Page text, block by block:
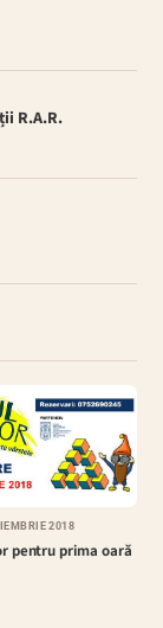
R.A.R.
2018
pentru prima oară